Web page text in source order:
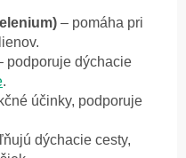
– pomáha pri
podporuje dýchacie
.
účinky, podporuje
dýchacie cesty,